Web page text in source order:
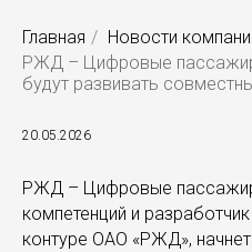
Главная / Новости
РЖД – Цифровые
будут развивать
20.05.2026
РЖД – Цифровые
компетенций и
контуре ОАО «РЖД»,